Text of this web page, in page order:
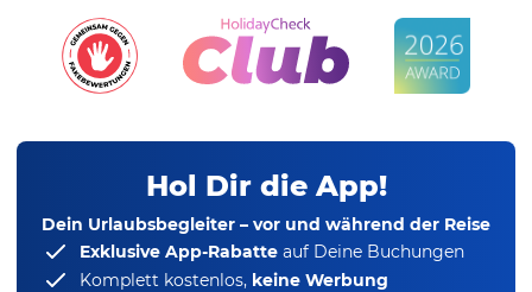
Hol Dir die App!
Dein Urlaubsbegleiter – vor und während der Reise
Exklusive App-Rabatte auf Deine Buchungen
Komplett kostenlos, keine Werbung